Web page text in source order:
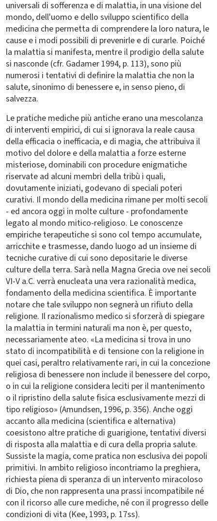
universali di sofferenza e di malattia, in una visione del
mondo, dell'uomo e dello sviluppo scientifico della
medicina che permetta di comprendere la loro natura, le
cause e i modi possibili di prevenirle e di curarle. Poiché
la malattia si manifesta, mentre il prodigio della salute
si nasconde (cfr. Gadamer 1994, p. 113), sono più
numerosi i tentativi di definire la malattia che non la
salute, sinonimo di benessere e, in senso pieno, di
salvezza.
Le pratiche mediche più antiche erano una mescolanza
di interventi empirici, di cui si ignorava la reale causa
della efficacia o inefficacia, e di magia, che attribuiva il
motivo del dolore e della malattia a forze esterne
misteriose, dominabili con procedure enigmatiche
riservate ad alcuni membri della tribù i quali,
dovutamente iniziati, godevano di speciali poteri
curativi. Il mondo della medicina rimane per molti secoli
- ed ancora oggi in molte culture - profondamente
legato al mondo mitico-religioso. Le conoscenze
empiriche terapeutiche si sono col tempo accumulate,
arricchite e trasmesse, dando luogo ad un insieme di
tecniche curative di cui sono depositarie le diverse
culture della terra. Sarà nella Magna Grecia ove nei secoli
VI-V a.C. verrà enucleata una vera razionalità medica,
fondamento della medicina scientifica. È importante
notare che tale sviluppo non segnerà un rifiuto della
religione. Il razionalismo medico si sforzerà di spiegare
la malattia in termini naturali ma non è, per questo,
necessariamente ateo. «La medicina si trova in uno
stato di incompatibilità e di tensione con la religione in
quei casi, peraltro relativamente rari, in cui la concezione
religiosa di benessere non include il benessere del corpo,
o in cui la religione considera leciti per il mantenimento
o il ripristino della salute fisica esclusivamente mezzi di
tipo religioso» (Amundsen, 1996, p. 356). Anche oggi
accanto alla medicina (scientifica e alternativa)
coesistono altre pratiche di guarigione, tentativi diversi
di risposta alla malattia e di cura della propria salute.
Sussiste la magia, come pratica non esclusiva dei popoli
primitivi. In ambito religioso incontriamo la preghiera,
richiesta piena di speranza di un intervento miracoloso
di Dio, che non rappresenta una prassi incompatibile né
con il ricorso alle cure mediche, né con il progresso delle
condizioni di vita (Kee, 1993, p. 17ss).